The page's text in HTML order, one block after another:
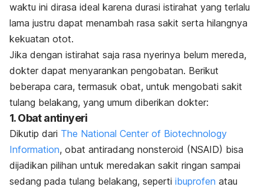
waktu ini dirasa ideal karena durasi istirahat yang terlalu
lama justru dapat menambah rasa sakit serta hilangnya
kekuatan otot.
Jika dengan istirahat saja rasa nyerinya belum mereda,
dokter dapat menyarankan pengobatan. Berikut
beberapa cara, termasuk obat, untuk mengobati sakit
tulang belakang, yang umum diberikan dokter:
1. Obat antinyeri
Dikutip dari The National Center of Biotechnology
Information, obat antiradang nonsteroid (NSAID) bisa
dijadikan pilihan untuk meredakan sakit ringan sampai
sedang pada tulang belakang, seperti ibuprofen atau